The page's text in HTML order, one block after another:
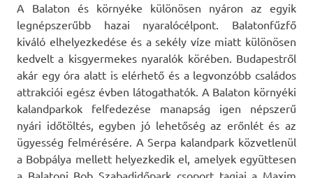
A Balaton és környéke különösen nyáron az egyik
legnépszerűbb hazai nyaralócélpont. Balatonfűzfő
kiváló elhelyezkedése és a sekély víze miatt különösen
kedvelt a kisgyermekes nyaralók körében. Budapestről
akár egy óra alatt is elérhető és a legvonzóbb családos
attrakciói egész évben látogathatók. A Balaton környéki
kalandparkok felfedezése manapság igen népszerű
nyári időtöltés, egyben jó lehetőség az erőnlét és az
ügyesség felmérésére. A Serpa kalandpark közvetlenül
a Bobpálya mellett helyezkedik el, amelyek együttesen